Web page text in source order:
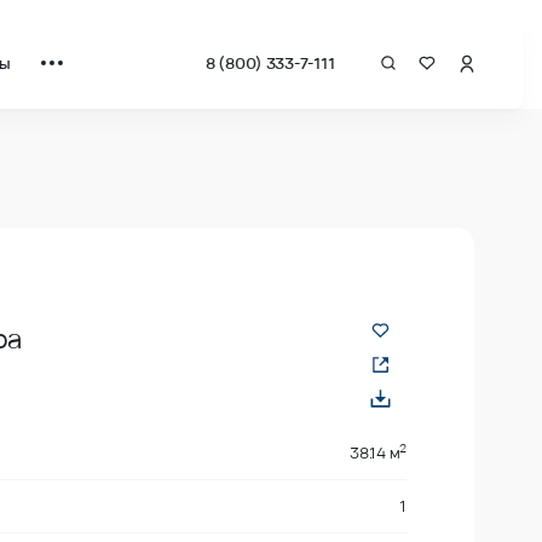
8 (800) 333-7-111
38.14 м2
1